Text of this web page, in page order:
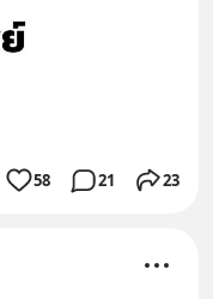
58 21 23